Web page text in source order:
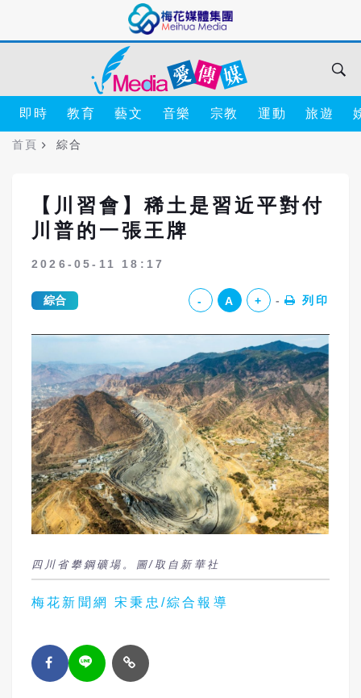
即時 教育 藝文 音樂 宗教 運動 旅遊
首頁 綜合
【川習會】稀土是習近平對付
川普的一張王牌
2026-05-11 18:17
綜合 - A + 列印
四川省攀鋼礦場。圖/取自新華社
梅花新聞網 宋秉忠/綜合報導